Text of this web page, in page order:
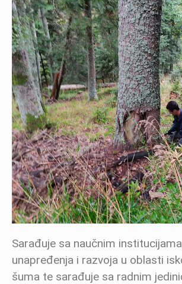
Sarađuje sa naučnim
unapređenja i razvoja u oblasti
šuma te sarađuje sa radnim